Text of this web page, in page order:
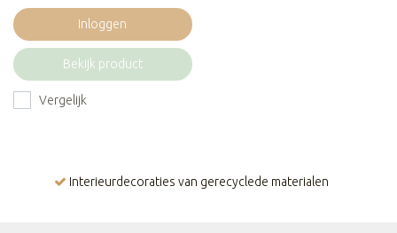
Inloggen
Bekijk product
Vergelijk
Interieurdecoraties van gerecyclede materialen